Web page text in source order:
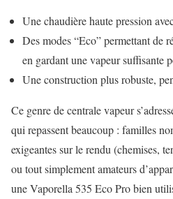
Une chaudière haute pression
Des modes “Eco” permettant de
en gardant une vapeur suffisante
Une construction plus robuste,
Ce genre de centrale vapeur
qui repassent beaucoup : familles
exigeantes sur le rendu (chemises,
ou tout simplement amateurs
une Vaporella 535 Eco Pro bien